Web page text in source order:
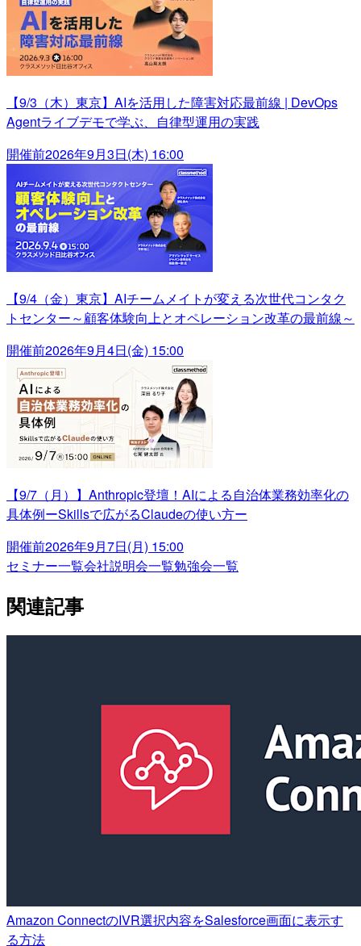
【9/3（木）東京】AIを活用した障害対応最前線 | DevOps
Agentライブデモで学ぶ、自律型運用の実践
開催前2026年9月3日(木) 16:00
【9/4（金）東京】AIチームメイトが変える次世代コンタク
トセンター～顧客体験向上とオペレーション改革の最前線～
開催前2026年9月4日(金) 15:00
【9/7（月）】Anthropic登壇！AIによる自治体業務効率化の
具体例ーSkillsで広がるClaudeの使い方ー
開催前2026年9月7日(月) 15:00
セミナー一覧会社説明会一覧勉強会一覧
関連記事
Amazon ConnectのIVR選択内容をSalesforce画面に表示す
る方法